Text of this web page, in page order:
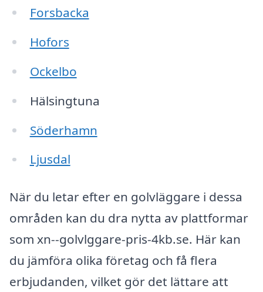
Forsbacka
Hofors
Ockelbo
Hälsingtuna
Söderhamn
Ljusdal
När du letar efter en golvläggare i dessa
områden kan du dra nytta av plattformar
som xn--golvlggare-pris-4kb.se. Här kan
du jämföra olika företag och få flera
erbjudanden, vilket gör det lättare att